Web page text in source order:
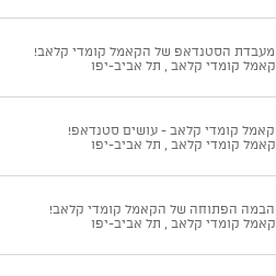
מעבדת הסטנדאפ של הקאמל קומדי קלאב!
קאמל קומדי קלאב , תל אביב-יפו
קאמל קומדי קלאב - עושים סטנדאפ!
קאמל קומדי קלאב , תל אביב-יפו
הבמה הפתוחה של הקאמל קומדי קלאב!
קאמל קומדי קלאב , תל אביב-יפו